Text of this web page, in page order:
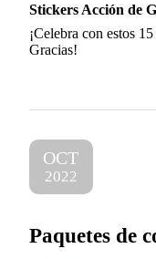
Stickers Acción de
¡Celebra con estos
Gracias!
OCT
2022
Paquetes de